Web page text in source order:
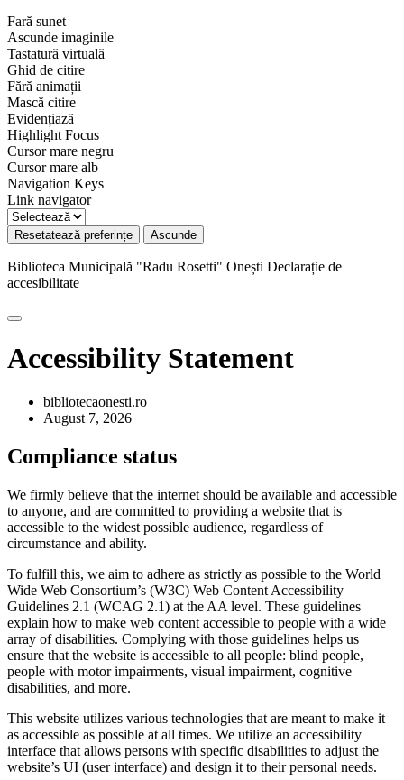
Fară sunet
Ascunde imaginile
Tastatură virtuală
Ghid de citire
Fără animații
Mască citire
Evidențiază
Highlight Focus
Cursor mare negru
Cursor mare alb
Navigation Keys
Link navigator
Resetatează preferințe Ascunde
Biblioteca Municipală "Radu Rosetti" Onești Declarație de
accesibilitate
Accessibility Statement
bibliotecaonesti.ro
August 7, 2026
Compliance status
We firmly believe that the internet should be available and accessible
to anyone, and are committed to providing a website that is
accessible to the widest possible audience, regardless of
circumstance and ability.
To fulfill this, we aim to adhere as strictly as possible to the World
Wide Web Consortium’s (W3C) Web Content Accessibility
Guidelines 2.1 (WCAG 2.1) at the AA level. These guidelines
explain how to make web content accessible to people with a wide
array of disabilities. Complying with those guidelines helps us
ensure that the website is accessible to all people: blind people,
people with motor impairments, visual impairment, cognitive
disabilities, and more.
This website utilizes various technologies that are meant to make it
as accessible as possible at all times. We utilize an accessibility
interface that allows persons with specific disabilities to adjust the
website’s UI (user interface) and design it to their personal needs.